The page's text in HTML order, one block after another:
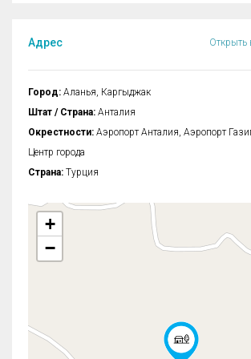
Адрес Открыть
Город: Аланья, Каргыджак
Штат / Страна: Анталия
Окрестности: Аэропорт Анталия, Аэропорт
Центр города
Страна: Турция
+
−